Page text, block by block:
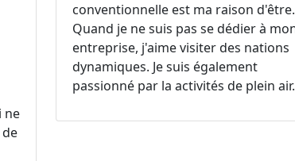
ne
conventionnelle est ma raison d'être.
Quand je ne suis pas se dédier à
entreprise, j'aime visiter des nations
dynamiques. Je suis également
passionné par la activités de plein air.